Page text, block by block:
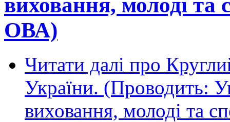
ОВА)
Читати далі про
України. (Проводить:
виховання, молоді та